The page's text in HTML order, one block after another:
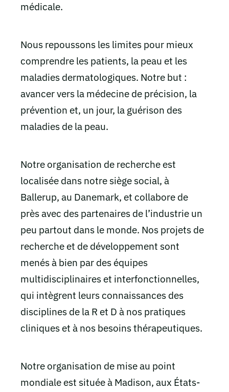
médicale.
Nous repoussons les limites pour mieux
comprendre les patients, la peau et les
maladies dermatologiques. Notre but :
avancer vers la médecine de précision, la
prévention et, un jour, la guérison des
maladies de la peau.
Notre organisation de recherche est
localisée dans notre siège social, à
Ballerup, au Danemark, et collabore de
près avec des partenaires de l’industrie un
peu partout dans le monde. Nos projets de
recherche et de développement sont
menés à bien par des équipes
multidisciplinaires et interfonctionnelles,
qui intègrent leurs connaissances des
disciplines de la R et D à nos pratiques
cliniques et à nos besoins thérapeutiques.
Notre organisation de mise au point
mondiale est située à Madison, aux États-